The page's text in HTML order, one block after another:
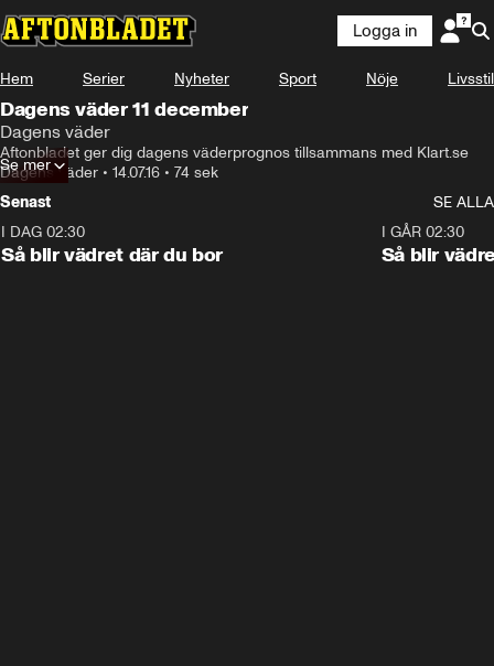
Logga in
Hem Serier Nyheter Sport Nöje Livsstil
Dagens väder 11 december
Dagens väder
Aftonbladet ger dig dagens väderprognos tillsammans med Klart.se
Dagens väder • 14.07.16 • 74 sek
Se mer
Senast
SE ALLA
I DAG 02:30
Så blir vädret där du bor
I GÅR 02:30
Så blir